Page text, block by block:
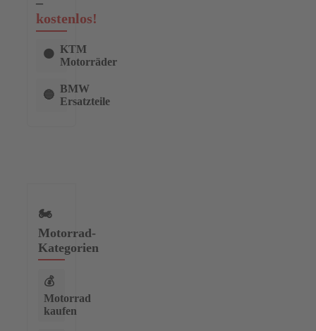
kostenlos!
🟠 KTM
Motorräder
🔵
BMW
Ersatzteile
🏍️
Motorrad-
Kategorien
💰
Motorrad
kaufen